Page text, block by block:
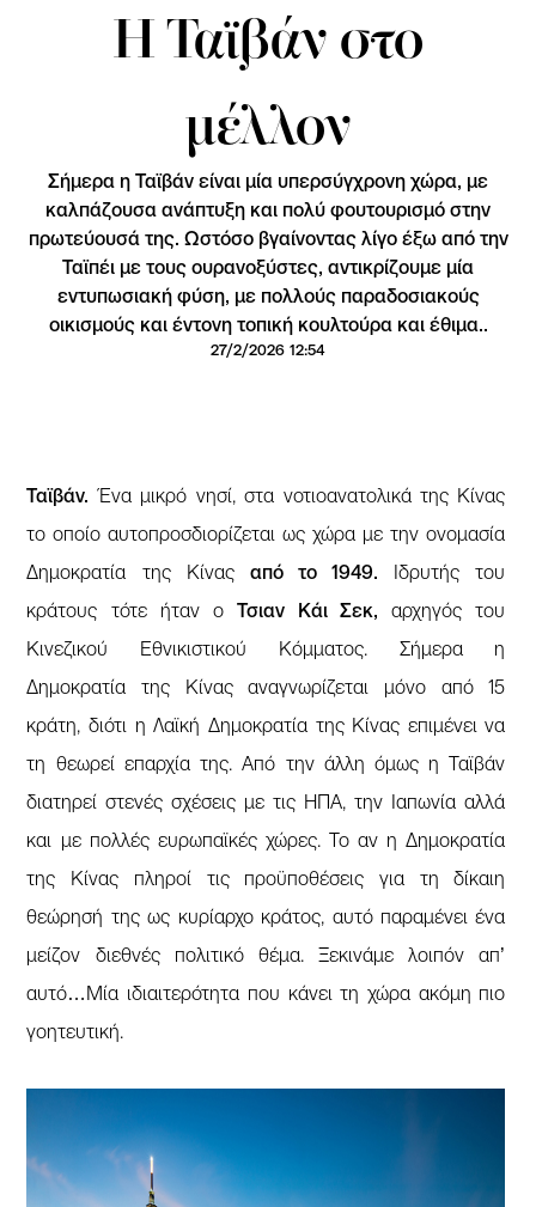
Η Ταϊβάν στο
μέλλον
Σήμερα η Ταϊβάν είναι μία υπερσύγχρονη χώρα, με
καλπάζουσα ανάπτυξη και πολύ φουτουρισμό στην
πρωτεύουσά της. Ωστόσο βγαίνοντας λίγο έξω από την
Ταϊπέι με τους ουρανοξύστες, αντικρίζουμε μία
εντυπωσιακή φύση, με πολλούς παραδοσιακούς
οικισμούς και έντονη τοπική κουλτούρα και έθιμα..
27/2/2026 12:54
Ταϊβάν. Ένα μικρό νησί, στα νοτιοανατολικά της Κίνας
το οποίο αυτοπροσδιορίζεται ως χώρα με την ονομασία
Δημοκρατία της Κίνας από το 1949. Ιδρυτής του
κράτους τότε ήταν οΤσιαν Κάι Σεκ, αρχηγός του
Κινεζικού Εθνικιστικού Κόμματος. Σήμερα η
Δημοκρατία της Κίνας αναγνωρίζεται μόνο από 15
κράτη, διότι η Λαϊκή Δημοκρατία της Κίνας επιμένει να
τη θεωρεί επαρχία της. Από την άλλη όμως η Ταϊβάν
διατηρεί στενές σχέσεις με τις ΗΠΑ, την Ιαπωνία αλλά
και με πολλές ευρωπαϊκές χώρες. Το αν η Δημοκρατία
της Κίνας πληροί τις προϋποθέσεις για τη δίκαιη
θεώρησή της ως κυρίαρχο κράτος, αυτό παραμένει ένα
μείζον διεθνές πολιτικό θέμα. Ξεκινάμε λοιπόν απ’
αυτό…Μία ιδιαιτερότητα που κάνει τη χώρα ακόμη πιο
γοητευτική.